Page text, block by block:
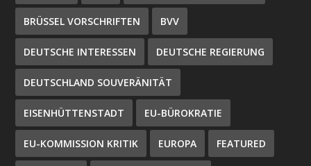
BRÜSSEL VORSCHRIFTEN BVV
DEUTSCHE INTERESSEN DEUTSCHE REGIERUNG
DEUTSCHLAND SOUVERÄNITÄT
EISENHÜTTENSTADT EU-BÜROKRATIE
EU-KOMMISSION KRITIK EUROPA FEATURED